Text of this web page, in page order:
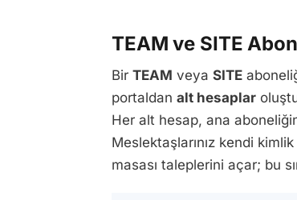
TEAM ve SITE
Bir TEAM veya SITE
portaldan alt hesaplar
Her alt hesap, ana
Meslektaşlarınız kendi
masası taleplerini açar; bu